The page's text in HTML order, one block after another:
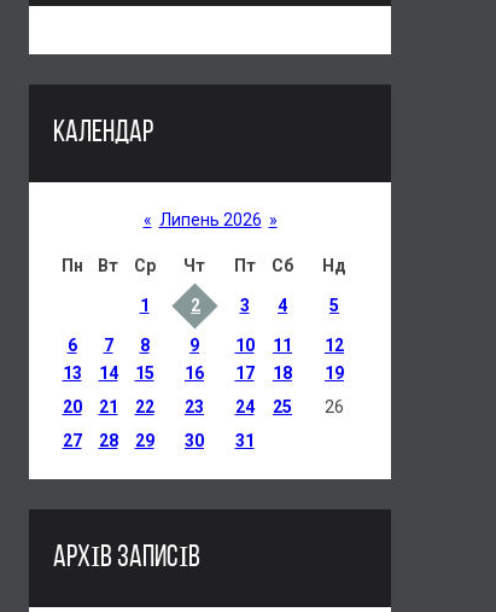
КАЛЕНДАР
« Липень 2026 »
Пн Вт Ср Чт Пт Сб Нд
1 2 3 4 5
6 7 8 9 10 11
12
13
14 15 16 17 18
19
20
21 22 23 24 25
26
27
28 29 30 31
АРХІВ ЗАПИСІВ